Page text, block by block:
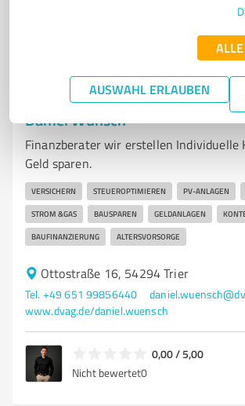
AUSWAHL ERLAUBEN
Registrieren Sie sich jetzt und werden
Versicherungsdienstleistungen
Daniel Wünsch
Finanzberater wir erstellen Individuelle
Geld sparen.
VERSICHERN STEUEROPTIMIEREN PV-ANLAGEN
STROM &GAS BAUSPAREN GELDANLAGEN
BAUFINANZIERUNG ALTERSVORSORGE
Ottostraße 16, 54294 Trier
Tel. +49 651 99856440
www.dvag.de/daniel.wuensch
0,00 / 5,00
Nicht bewertet0